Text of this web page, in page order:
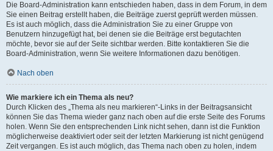
Die Board-Administration kann entschieden haben, dass in dem Forum, in dem
Sie einen Beitrag erstellt haben, die Beiträge zuerst geprüft werden müssen.
Es ist auch möglich, dass die Administration Sie zu einer Gruppe von
Benutzern hinzugefügt hat, bei denen sie die Beiträge erst begutachten
möchte, bevor sie auf der Seite sichtbar werden. Bitte kontaktieren Sie die
Board-Administration, wenn Sie weitere Informationen dazu benötigen.
Nach oben
Wie markiere ich ein Thema als neu?
Durch Klicken des „Thema als neu markieren“-Links in der Beitragsansicht
können Sie das Thema wieder ganz nach oben auf die erste Seite des Forums
holen. Wenn Sie den entsprechenden Link nicht sehen, dann ist die Funktion
möglicherweise deaktiviert oder seit der letzten Markierung ist nicht genügend
Zeit vergangen. Es ist auch möglich, das Thema nach oben zu holen, indem